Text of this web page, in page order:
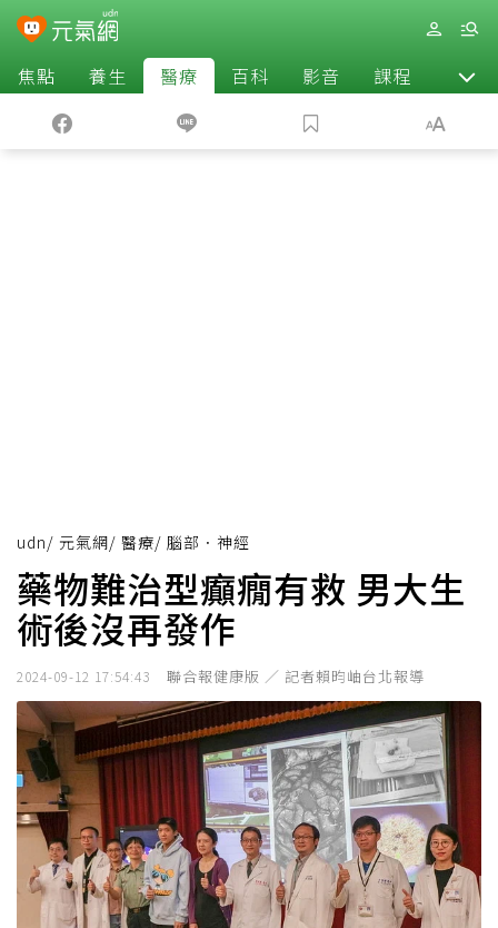
焦點 養生 醫療 百科 影音 課程 退休
udn/ 元氣網/ 醫療/ 腦部．神經
藥物難治型癲癇有救 男大生
術後沒再發作
2024-09-12 17:54:43 聯合報健康版 ／ 記者賴昀岫台北報導